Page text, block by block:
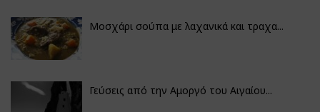
Μοσχάρι σούπα με λαχανικά και τραχα...
Γεύσεις από την Αμοργό του Αιγαίου...